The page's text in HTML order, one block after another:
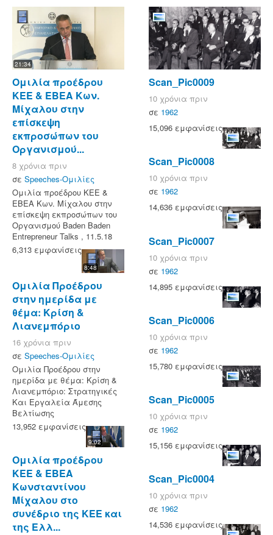
21:34
Ομιλία προέδρου
ΚΕΕ & ΕΒΕΑ Κων.
Μίχαλου στην
επίσκεψη
εκπροσώπων του
Οργανισμού...
8 χρόνια πριν
σε Speeches-Ομιλίες
Ομιλία προέδρου ΚΕΕ &
ΕΒΕΑ Κων. Μίχαλου στην
επίσκεψη εκπροσώπων του
Οργανισμού Baden Baden
Entrepreneur Talks , 11.5.18
6,313 εμφανίσεις
8:48
Ομιλία Προέδρου
στην ημερίδα με
θέμα: Κρίση &
Λιανεμπόριο
16 χρόνια πριν
σε Speeches-Ομιλίες
Ομιλία Προέδρου στην
ημερίδα με θέμα: Κρίση &
Λιανεμπόριο: Στρατηγικές
Και Εργαλεία Άμεσης
Βελτίωσης
13,952 εμφανίσεις
9:02
Ομιλία προέδρου
ΚΕΕ & ΕΒΕΑ
Κωνσταντίνου
Μίχαλου στο
συνέδριο της ΚΕΕ και
της Ελλ...
Scan_Pic0009
10 χρόνια πριν
σε 1962
15,096 εμφανίσεις
Scan_Pic0008
10 χρόνια πριν
σε 1962
14,636 εμφανίσεις
Scan_Pic0007
10 χρόνια πριν
σε 1962
14,895 εμφανίσεις
Scan_Pic0006
10 χρόνια πριν
σε 1962
15,780 εμφανίσεις
Scan_Pic0005
10 χρόνια πριν
σε 1962
15,156 εμφανίσεις
Scan_Pic0004
10 χρόνια πριν
σε 1962
14,536 εμφανίσεις